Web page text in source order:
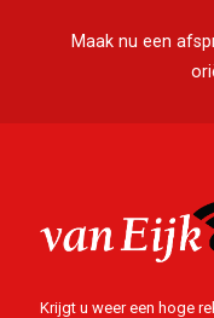
Maak nu een
Krijgt u weer een hoge